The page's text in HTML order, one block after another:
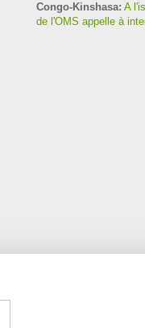
Congo-Kinshasa: A
de l'OMS appelle à